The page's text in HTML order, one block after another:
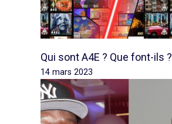
Qui sont A4E ? Que font-ils ?
14 mars 2023